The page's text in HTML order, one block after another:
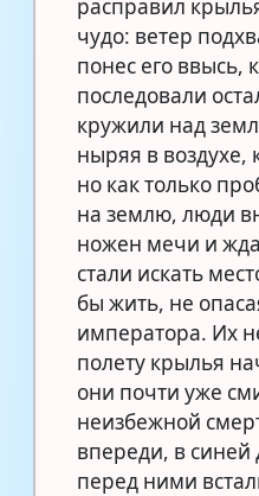
расправил
чудо: ветер
понес его ввысь,
последовали
кружили над
ныряя в воздухе,
но как только
на землю, люди
ножен мечи и
стали искать
бы жить, не
императора. Их
полету крылья
они почти уже
неизбежной
впереди, в
перед ними